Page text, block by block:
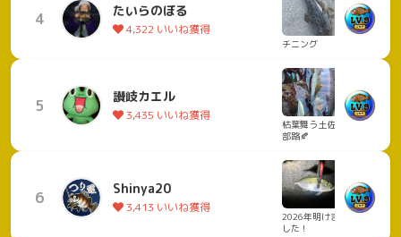
4 たいらのぼる
4,322 いいね獲得
チニング
5 讃岐カエル
3,435 いいね獲得
枯葉舞う土佐物
部路🍂
6 Shinya20
3,413 いいね獲得
2026年明けま
した！